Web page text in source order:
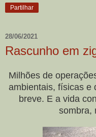
Partilhar
28/06/2021
Rascunho em
Milhões de
ambientais, físicas e
breve. E a vida
sombra,